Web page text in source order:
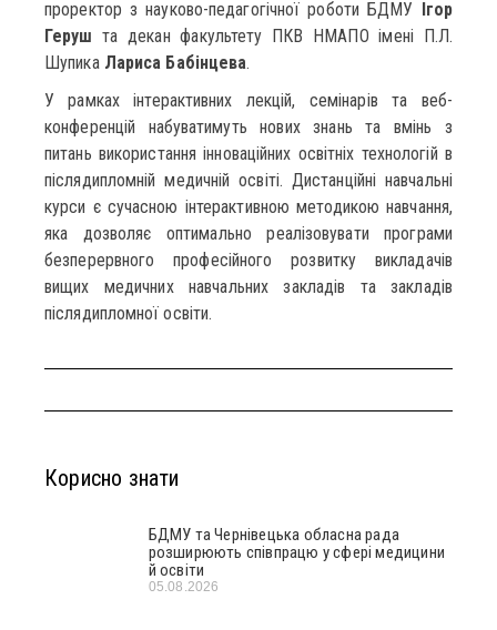
проректор з науково-педагогічної роботи БДМУ Ігор
Геруш та декан факультету ПКВ НМАПО імені П.Л.
Шупика Лариса Бабінцева.
У рамках інтерактивних лекцій, семінарів та веб-
конференцій набуватимуть нових знань та вмінь з
питань використання інноваційних освітніх технологій в
післядипломній медичній освіті. Дистанційні навчальні
курси є сучасною інтерактивною методикою навчання,
яка дозволяє оптимально реалізовувати програми
безперервного професійного розвитку викладачів
вищих медичних навчальних закладів та закладів
післядипломної освіти.
Корисно знати
БДМУ та Чернівецька обласна рада
розширюють співпрацю у сфері медицини
й освіти
05.08.2026